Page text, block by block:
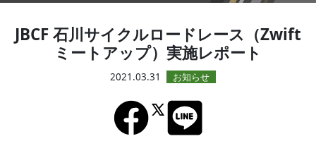
チーム・選手
競技ガイド
加盟・登録
JBCF 石川サイクルロードレース（Zwift
ミートアップ）実施レポート
2021.03.31